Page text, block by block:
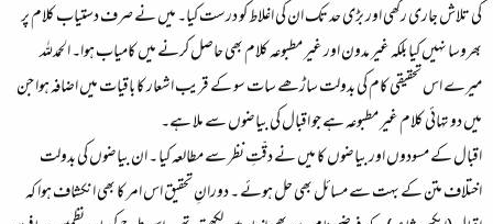
کی تلاش جاری رکھی اور بڑی حد تک ان کی اغلاط کو درست کیا۔ میں نے صرف دستیاب کلام پر
بھروسا نہیں کیا بلکہ غیر مدون اور غیر مطبوعہ کلام بھی حاصل کرنے میں کامیاب ہوا۔ الحمدللہ
میرے اس تحقیقی کام کی بدولت ساڑھے سات سو کے قریب اشعار کا باقیات میں اضافہ ہوا جن
میں دو تہائی کلام غیر مطبوعہ ہے جو اقبال کی بیاضوں سے ملا ہے۔
اقبال کے مسودوں اور بیاضوں کا میں نے دقّتِ نظر سے مطالعہ کیا ۔ ان بیاضوں کی بدولت
اختلاف متن کے بہت سے مسائل بھی حل ہوئے ۔ دورانِ تحقیق اس امر کا بھی انکشاف ہوا کہ